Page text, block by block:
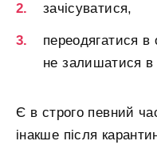
зачісуватися,
переодягатися в
не залишатися в
Є в строго певний
інакше після